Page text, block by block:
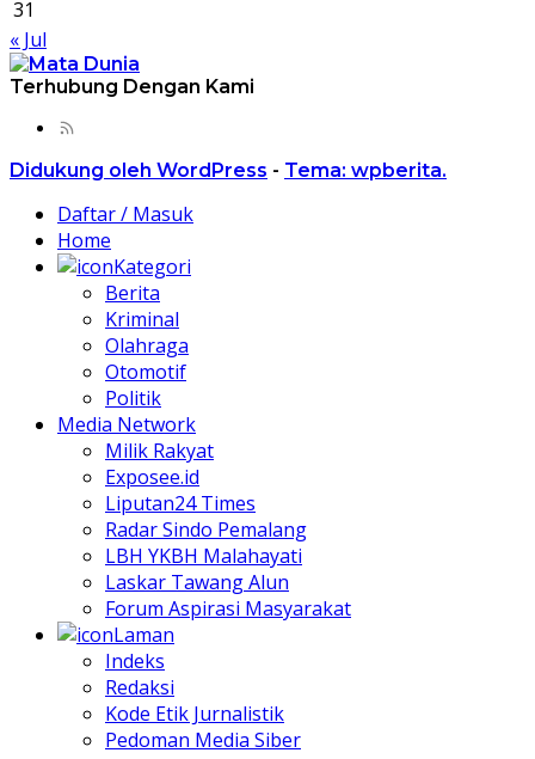
31
« Jul
Terhubung Dengan Kami
Didukung oleh WordPress - Tema: wpberita.
Daftar / Masuk
Home
Kategori
Berita
Kriminal
Olahraga
Otomotif
Politik
Media Network
Milik Rakyat
Exposee.id
Liputan24 Times
Radar Sindo Pemalang
LBH YKBH Malahayati
Laskar Tawang Alun
Forum Aspirasi Masyarakat
Laman
Indeks
Redaksi
Kode Etik Jurnalistik
Pedoman Media Siber